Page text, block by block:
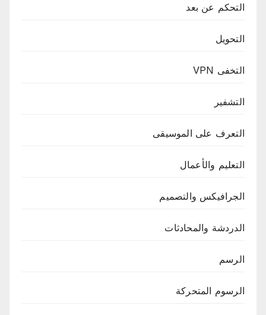
التحكم عن بعد
التحويل
التخفى VPN
التشفير
التعرف على الموسيقى
التعليم والأعمال
الجرافيكس والتصميم
الدردشة والمحادثات
الرسم
الرسوم المتحركة